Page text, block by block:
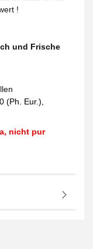
!
und Frische
(Ph. Eur.),
nicht pur